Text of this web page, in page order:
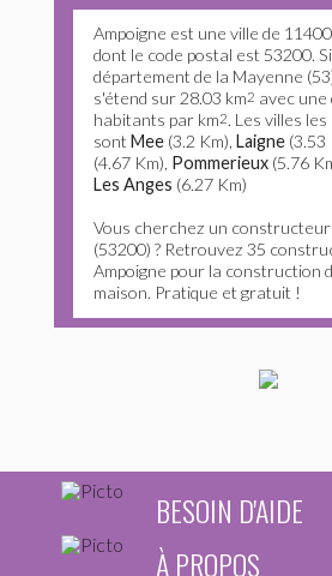
Ampoigne est une ville de
dont le code postal est 53200.
département de la Mayenne
s'étend sur 28.03 km2 avec une
habitants par km2. Les villes
sontMee (3.2 Km),Laigne (3.53
(4.67 Km), Pommerieux (5.76
Les Anges (6.27 Km)
Vous cherchez un constructeur
(53200) ? Retrouvez 35
Ampoigne pour la construction
maison. Pratique et gratuit !
BESOIN D'AIDE
À PROPOS